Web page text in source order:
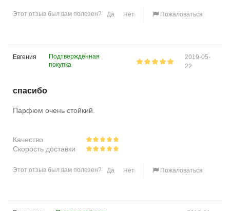
Этот отзыв был вам полезен? Да Нет Пожаловаться
Евгения
Подтверждённая
покупка
2019-05-
22
спасибо
Парфюм очень стойкий.
Качество
Скорость доставки
Этот отзыв был вам полезен? Да Нет Пожаловаться